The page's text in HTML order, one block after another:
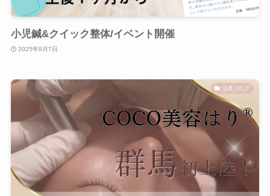
小児鍼&クイック整体/イベント開催
2025年9月7日
店長ブログ